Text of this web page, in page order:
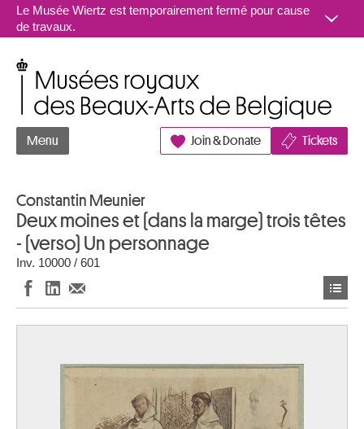
Aller au contenu
Le Musée Wiertz est temporairement fermé pour cause
de travaux.
Menu Join & Donate Tickets
Constantin Meunier
Deux moines et (dans la marge) trois têtes
- (verso) Un personnage
Inv. 10000 / 601